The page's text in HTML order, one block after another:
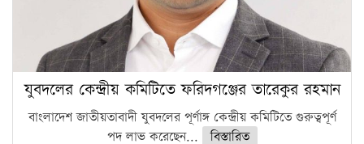
যুবদলের কেন্দ্রীয় কমিটিতে ফরিদগঞ্জের তারেকুর রহমান
বাংলাদেশ জাতীয়তাবাদী যুবদলের পূর্ণাঙ্গ কেন্দ্রীয় কমিটিতে গুরুত্বপূর্ণ
পদ লাভ করেছেন...
বিস্তারিত